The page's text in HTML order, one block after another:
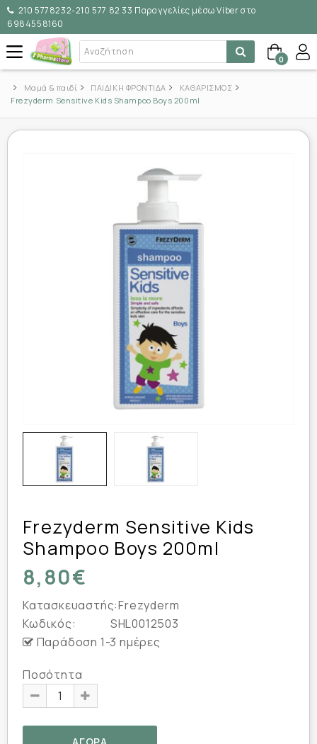
210 5778232-210 577 82 33 Παραγγελίες μέσω Viber στο
6984558160
0
Μαμά & παιδί ΠΑΙΔΙΚΗ ΦΡΟΝΤΙΔΑ
ΚΑΘΑΡΙΣΜΟΣ
Frezyderm Sensitive Kids Shampoo Boys 200ml
Frezyderm Sensitive Kids
Shampoo Boys 200ml
8,80€
Κατασκευαστής:Frezyderm
Κωδικός:
SHL0012503
Παράδοση 1-3 ημέρες
Ποσότητα